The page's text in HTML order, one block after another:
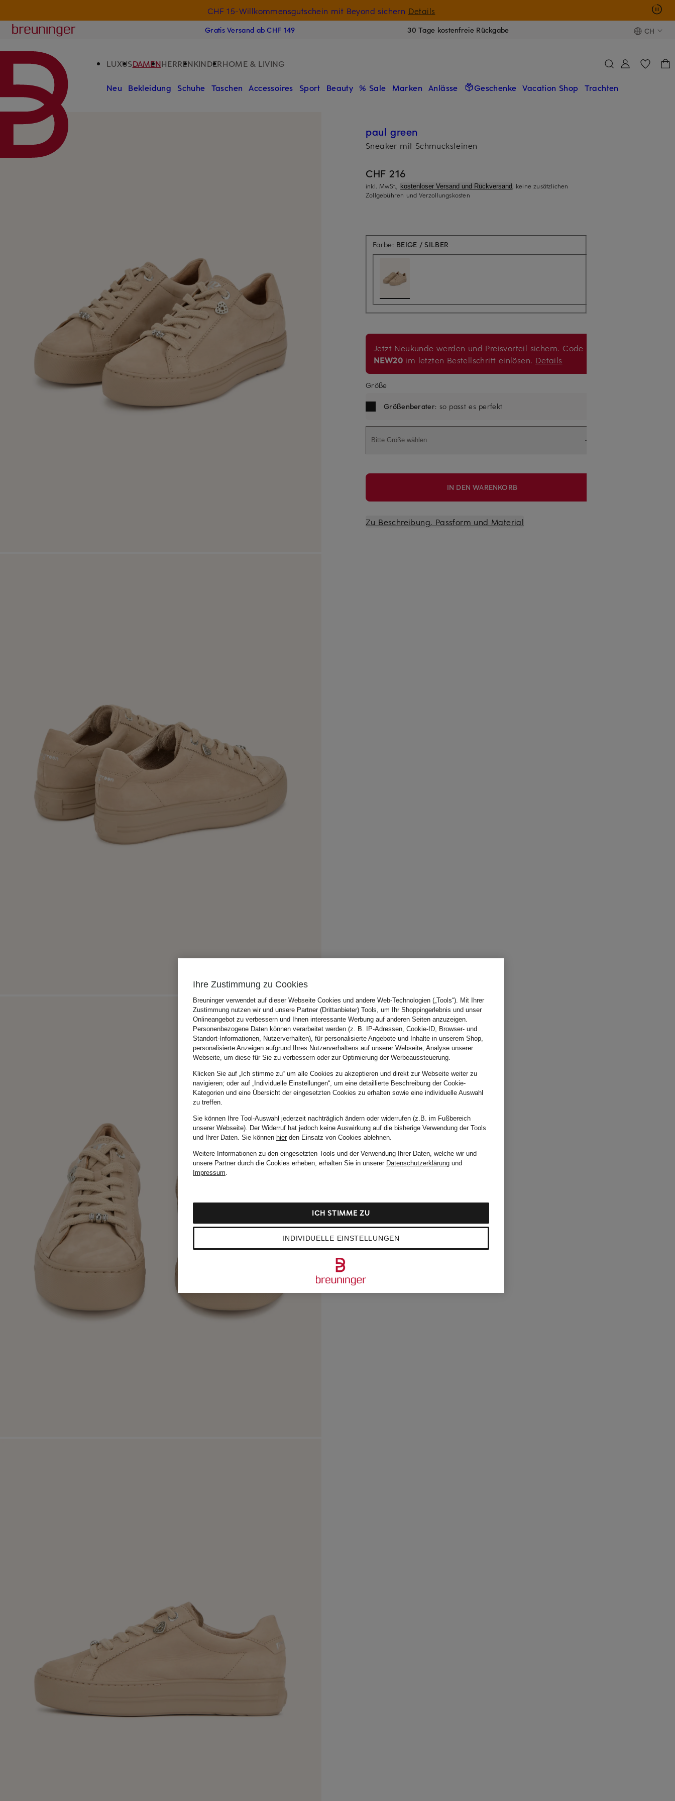
CHF 15-Willkommensgutschein mit Beyond sichern Details
Breuninger
Gratis Versand ab CHF 149 30 Tage kostenfreie Rückgabe CH
LUXUSDAMENHERRENKINDERHOME & LIVING
Neu Bekleidung Schuhe Taschen Accessoires Sport Beauty % Sale Marken Anlässe Geschenke Vacation Shop Trachten
paul green
Sneaker mit Schmucksteinen
CHF 216
inkl. MwSt., kostenloser Versand und Rückversand, keine zusätzlichen
Zollgebühren und Verzollungskosten
Farbe: BEIGE / SILBER
Jetzt Neukunde werden und Preisvorteil sichern. Code
NEW20 im letzten Bestellschritt einlösen. Details
Größe
Größenberater: so passt es perfekt
Bitte Größe wählen
IN DEN WARENKORB
Zu Beschreibung, Passform und Material
Ihre Zustimmung zu Cookies
Breuninger verwendet auf dieser Webseite Cookies und andere Web-Technologien („Tools“). Mit Ihrer
Zustimmung nutzen wir und unsere Partner (Drittanbieter) Tools, um Ihr Shoppingerlebnis und unser
Onlineangebot zu verbessern und Ihnen interessante Werbung auf anderen Seiten anzuzeigen.
Personenbezogene Daten können verarbeitet werden (z. B. IP-Adressen, Cookie-ID, Browser- und
Standort-Informationen, Nutzerverhalten), für personalisierte Angebote und Inhalte in unserem Shop,
personalisierte Anzeigen aufgrund Ihres Nutzerverhaltens auf unserer Webseite, Analyse unserer
Webseite, um diese für Sie zu verbessern oder zur Optimierung der Werbeaussteuerung.
Klicken Sie auf „Ich stimme zu“ um alle Cookies zu akzeptieren und direkt zur Webseite weiter zu
navigieren; oder auf „Individuelle Einstellungen“, um eine detaillierte Beschreibung der Cookie-
Kategorien und eine Übersicht der eingesetzten Cookies zu erhalten sowie eine individuelle Auswahl
zu treffen.
Sie können Ihre Tool-Auswahl jederzeit nachträglich ändern oder widerrufen (z.B. im Fußbereich
unserer Webseite). Der Widerruf hat jedoch keine Auswirkung auf die bisherige Verwendung der Tools
und Ihrer Daten. Sie können hierden Einsatz von Cookies ablehnen.
Weitere Informationen zu den eingesetzten Tools und der Verwendung Ihrer Daten, welche wir und
unsere Partner durch die Cookies erheben, erhalten Sie in unserer Datenschutzerklärung und
Impressum.
INDIVIDUELLE EINSTELLUNGEN
ICH STIMME ZU